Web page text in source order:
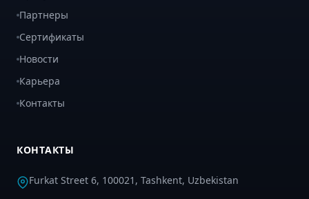
Партнеры
Сертификаты
Новости
Карьера
Контакты
КОНТАКТЫ
Furkat Street 6, 100021, Tashkent, Uzbekistan